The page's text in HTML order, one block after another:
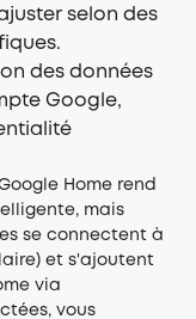
selon des
des données
Google,
Home rend
mais
se connectent à
et s'ajoutent
via
vous